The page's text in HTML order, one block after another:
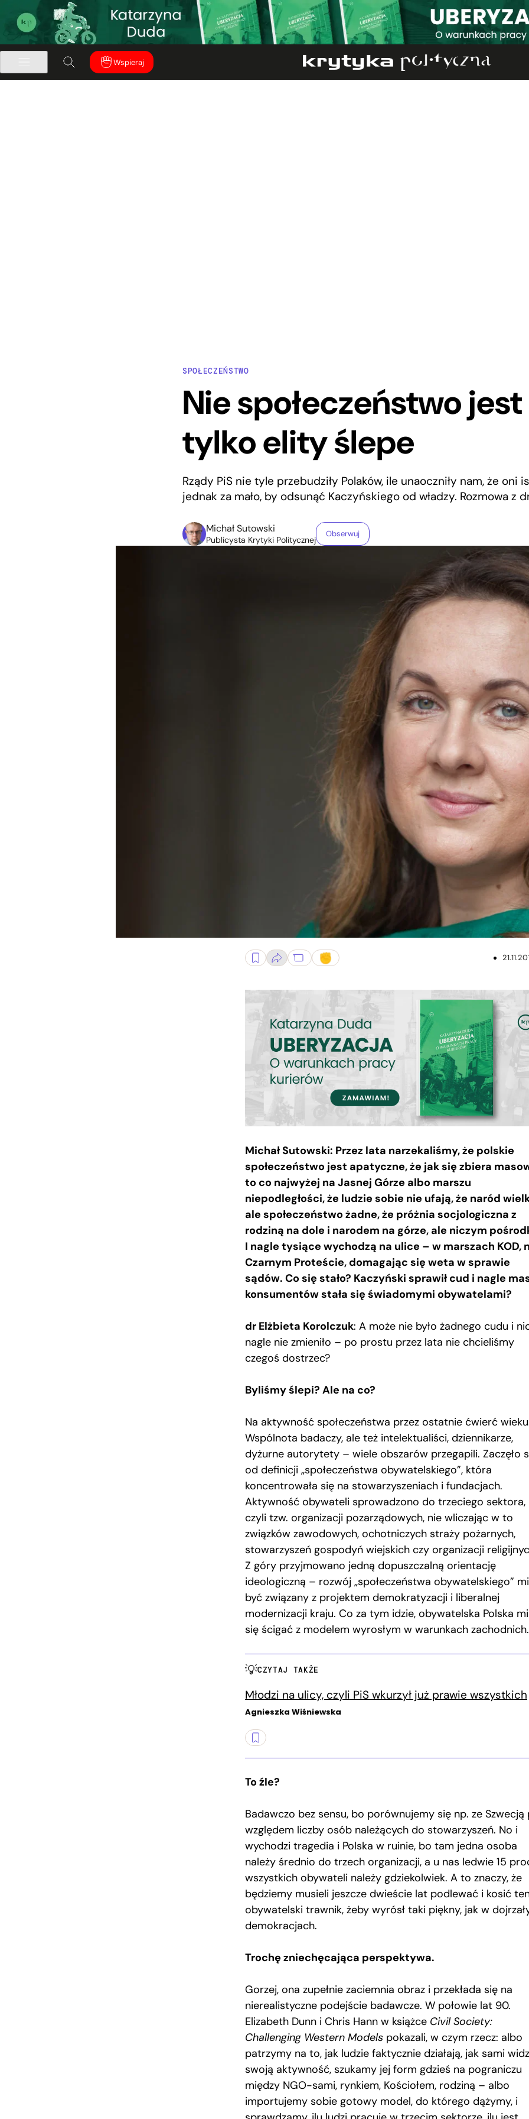
Wspieraj
SPOŁECZEŃSTWO
Nie społeczeństwo
tylko elity ślepe
Rządy PiS nie tyle przebudziły Polaków, ile unaoczniły nam, że oni
jednak za mało, by odsunąć Kaczyńskiego od władzy. Rozmowa z
Michał Sutowski
Publicysta Krytyki Politycznej
Obserwuj
Michał Sutowski: Przez lata narzekaliśmy, że polskie
społeczeństwo jest apatyczne, że jak się zbiera
to co najwyżej na Jasnej Górze albo marszu
niepodległości, że ludzie sobie nie ufają, że naród
ale społeczeństwo żadne, że próżnia socjologiczna z
rodziną na dole i narodem na górze, ale niczym
I nagle tysiące wychodzą na ulice – w marszach KOD,
Czarnym Proteście, domagając się weta w sprawie
sądów. Co się stało? Kaczyński sprawił cud i nagle
konsumentów stała się świadomymi obywatelami?
dr Elżbieta Korolczuk: A może nie było żadnego cudu i
nagle nie zmieniło – po prostu przez lata nie chcieliśmy
czegoś dostrzec?
Byliśmy ślepi? Ale na co?
Na aktywność społeczeństwa przez ostatnie ćwierć
Wspólnota badaczy, ale też intelektualiści, dziennikarze,
dyżurne autorytety – wiele obszarów przegapili. Zaczęło
od definicji „społeczeństwa obywatelskiego”, która
koncentrowała się na stowarzyszeniach i fundacjach.
Aktywność obywateli sprowadzono do trzeciego sektora,
czyli tzw. organizacji pozarządowych, nie wliczając w to
związków zawodowych, ochotniczych straży pożarnych,
stowarzyszeń gospodyń wiejskich czy organizacji
Z góry przyjmowano jedną dopuszczalną orientację
ideologiczną – rozwój „społeczeństwa obywatelskiego”
być związany z projektem demokratyzacji i liberalnej
modernizacji kraju. Co za tym idzie, obywatelska Polska
się ścigać z modelem wyrosłym w warunkach zachodnich.
CZYTAJ TAKŻE
Młodzi na ulicy, czyli PiS wkurzył już prawie wszystkich
Agnieszka Wiśniewska
To źle?
Badawczo bez sensu, bo porównujemy się np. ze Szwecją
względem liczby osób należących do stowarzyszeń. No i
wychodzi tragedia i Polska w ruinie, bo tam jedna osoba
należy średnio do trzech organizacji, a u nas ledwie 15
wszystkich obywateli należy gdziekolwiek. A to znaczy, że
będziemy musieli jeszcze dwieście lat podlewać i kosić
obywatelski trawnik, żeby wyrósł taki piękny, jak w
demokracjach.
Trochę zniechęcająca perspektywa.
Gorzej, ona zupełnie zaciemnia obraz i przekłada się na
nierealistyczne podejście badawcze. W połowie lat 90.
Elizabeth Dunn i Chris Hann w książce Civil Society:
Challenging Western Models pokazali, w czym rzecz: albo
patrzymy na to, jak ludzie faktycznie działają, jak sami
swoją aktywność, szukamy jej form gdzieś na pograniczu
między NGO-sami, rynkiem, Kościołem, rodziną – albo
importujemy sobie gotowy model, do którego dążymy, i